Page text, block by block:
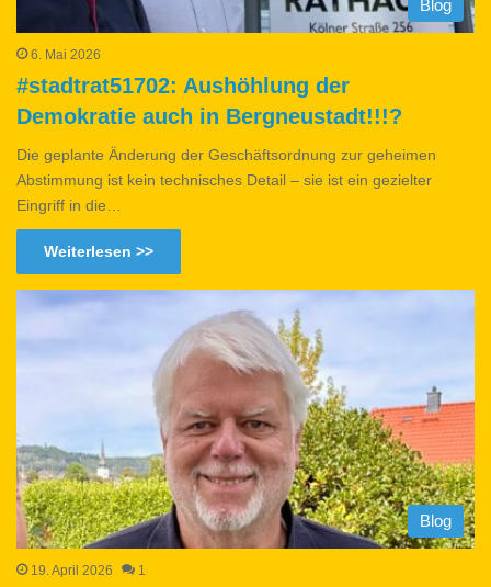
Blog
6. Mai 2026
#stadtrat51702: Aushöhlung der
Demokratie auch in Bergneustadt!!!?
Die geplante Änderung der Geschäftsordnung zur geheimen
Abstimmung ist kein technisches Detail – sie ist ein gezielter
Eingriff in die…
Weiterlesen >>
Blog
19. April 2026 1